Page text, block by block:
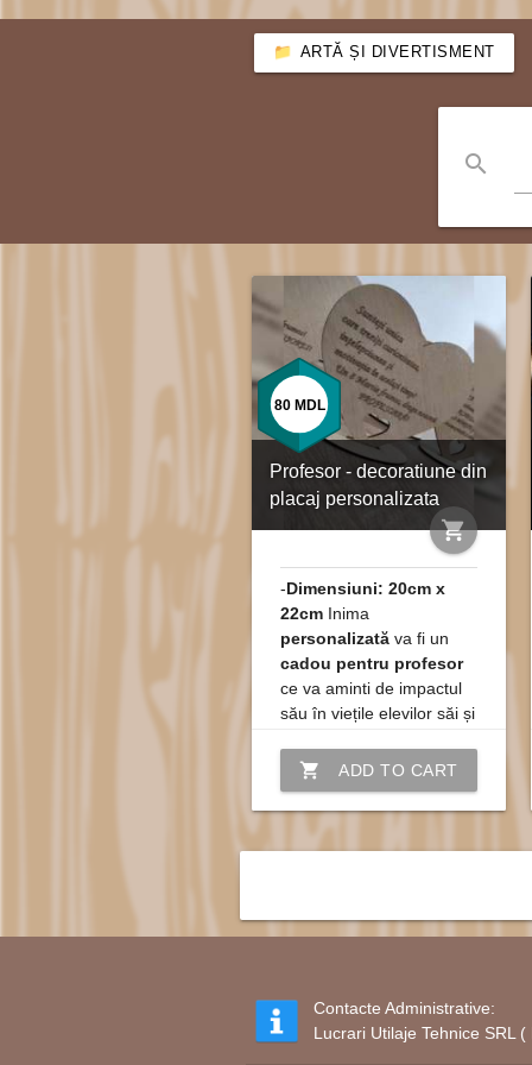
🏥Ziua Sorei medicale
Pentru cadourile ce nu
stoc.
Oinimă personalizatăcu
Comandați aceastăinimă
La comandă puteți include
Materiale de calitate
Folosim exclusiv placaj de
Procesul de fabricație
Design Personalizat:
Tehnologie CNC Laser
:
Finisare manuală: După
Utilizare versatilă
ARTĂ ȘI DIVERTISMENT
search
Profesor - decoratiune din
placaj personalizata
shopping_cart
80 MDL
-Dimensiuni: 20cm x
22cm Inima
personalizată va fi un
cadou pentru profesor
ce va aminti de impactul
său în viețile elevilor săi și
care o împărtășesc.
shopping_cart ADD TO CART
Contacte Administrative:
Lucrari Utilaje Tehnice SRL